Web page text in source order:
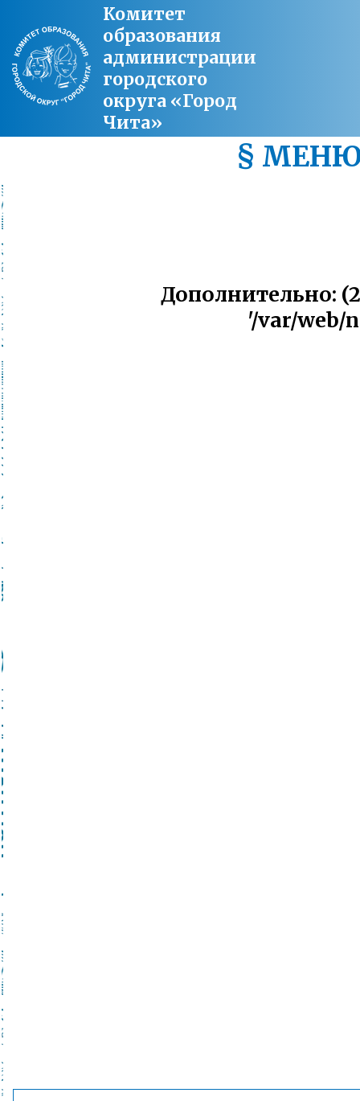
Комитет
образования
администрации
городского
округа «Город
Чита»
§
Дополнительно:
'/var/web/